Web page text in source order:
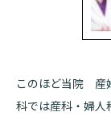
このほど当院 産
科では産科・婦